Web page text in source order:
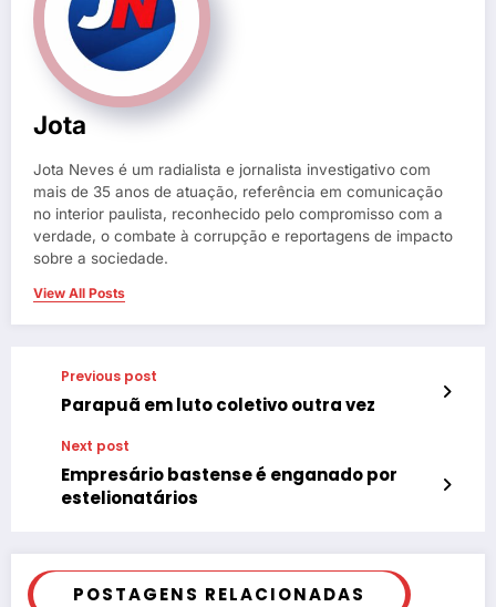
Jota
Jota Neves é um radialista e jornalista investigativo com
mais de 35 anos de atuação, referência em comunicação
no interior paulista, reconhecido pelo compromisso com a
verdade, o combate à corrupção e reportagens de impacto
sobre a sociedade.
View All Posts
Previous post
Parapuã em luto coletivo outra vez
Next post
Empresário bastense é enganado por
estelionatários
POSTAGENS RELACIONADAS